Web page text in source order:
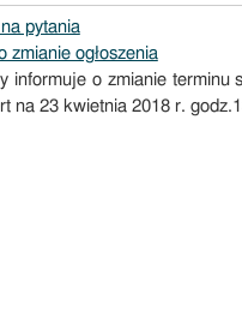
pytania
zmianie ogłoszenia
informuje o zmianie terminu
na 23 kwietnia 2018 r.